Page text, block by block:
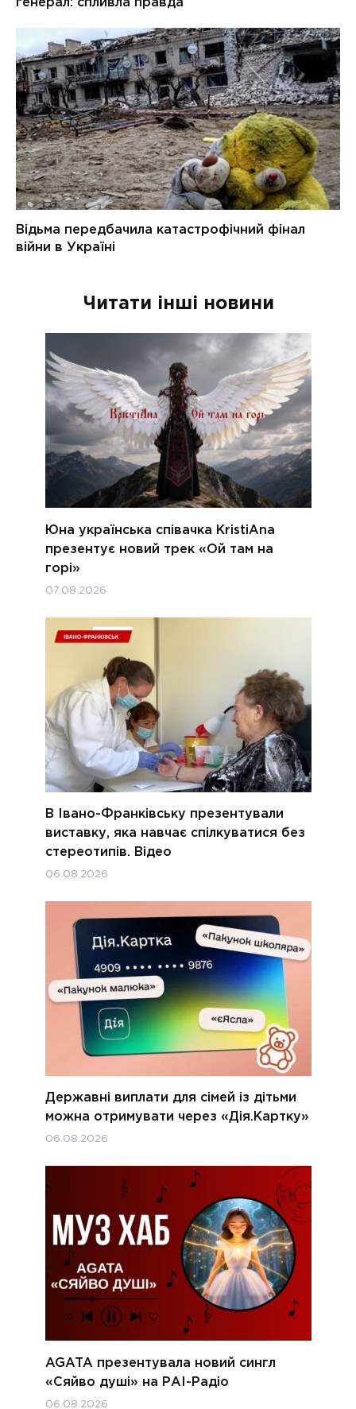
Читати інші новини
Юна українська співачка KristiAna
презентує новий трек «Ой там на
горі»
07.08.2026
В Івано-Франківську презентували
виставку, яка навчає спілкуватися без
стереотипів. Відео
06.08.2026
Державні виплати для сімей із дітьми
можна отримувати через «Дія.Картку»
06.08.2026
AGATA презентувала новий сингл
«Сяйво душі» на РАІ-Радіо
06.08.2026